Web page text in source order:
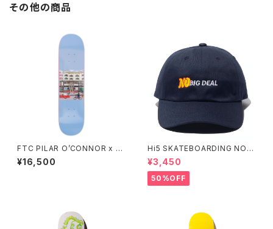
その他の商品
FTC PILAR O’CONNOR x F
TC DECK 7.75インチ エフティ
ーシー ピラール オコナー エフ
¥16,500
Hi5 SKATEBOARDING NO B
IG DEAL CAP
¥3,450
50%OFF